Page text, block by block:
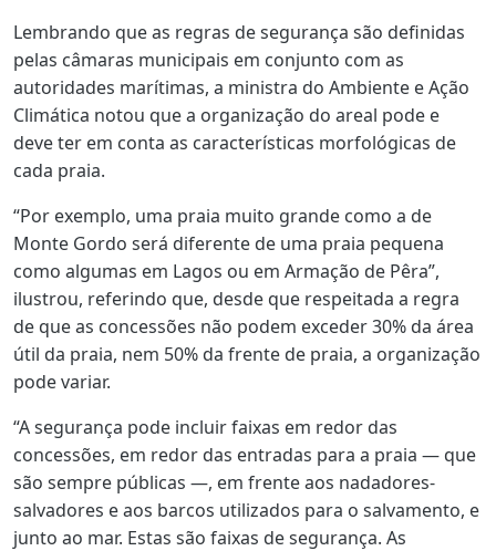
Lembrando que as regras de segurança são definidas
pelas câmaras municipais em conjunto com as
autoridades marítimas, a ministra do Ambiente e Ação
Climática notou que a organização do areal pode e
deve ter em conta as características morfológicas de
cada praia.
“Por exemplo, uma praia muito grande como a de
Monte Gordo será diferente de uma praia pequena
como algumas em Lagos ou em Armação de Pêra”,
ilustrou, referindo que, desde que respeitada a regra
de que as concessões não podem exceder 30% da área
útil da praia, nem 50% da frente de praia, a organização
pode variar.
“A segurança pode incluir faixas em redor das
concessões, em redor das entradas para a praia — que
são sempre públicas —, em frente aos nadadores-
salvadores e aos barcos utilizados para o salvamento, e
junto ao mar. Estas são faixas de segurança. As